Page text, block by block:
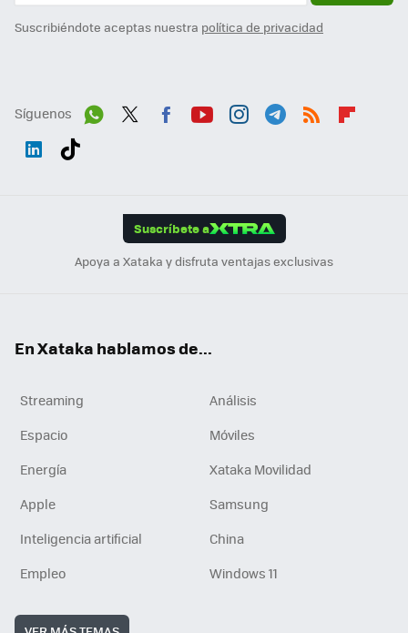
Suscribiéndote aceptas nuestra política de privacidad
Síguenos
Suscríbete a
Apoya a Xataka y disfruta ventajas exclusivas
En Xataka hablamos de...
Streaming
Análisis
Espacio
Móviles
Energía
Xataka Movilidad
Apple
Samsung
Inteligencia artificial
China
Empleo
Windows 11